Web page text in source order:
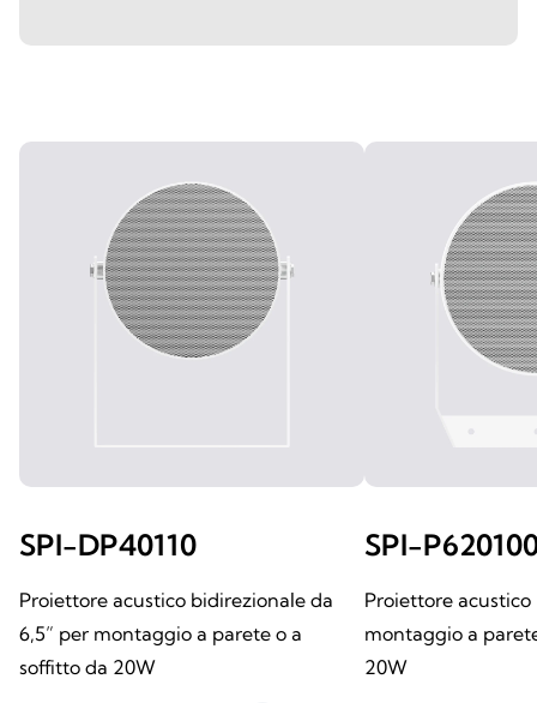
SPI-DP40110
Proiettore acustico bidirezionale da
6,5” per montaggio a parete o a
soffitto da 20W
SPI-
Proiettore acustico
montaggio a
20W